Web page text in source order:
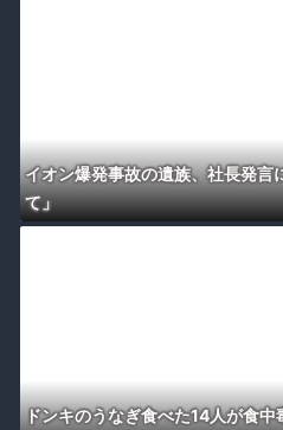
イオン爆発事故の遺族、社長発言
て」
ドンキのうなぎ食べた14人が食